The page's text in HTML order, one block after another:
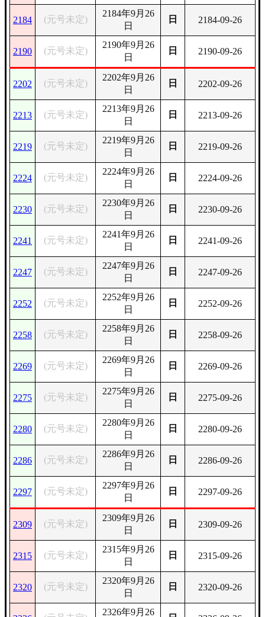
2184 (元号未定)
2184年9月26
日
日 2184-09-26
2190 (元号未定)
2190年9月26
日
日 2190-09-26
2202 (元号未定)
2202年9月26
日
日 2202-09-26
2213 (元号未定)
2213年9月26
日
日 2213-09-26
2219 (元号未定)
2219年9月26
日
日 2219-09-26
2224 (元号未定)
2224年9月26
日
日 2224-09-26
2230 (元号未定)
2230年9月26
日
日 2230-09-26
2241 (元号未定)
2241年9月26
日
日 2241-09-26
2247 (元号未定)
2247年9月26
日
日 2247-09-26
2252 (元号未定)
2252年9月26
日
日 2252-09-26
2258 (元号未定)
2258年9月26
日
日 2258-09-26
2269 (元号未定)
2269年9月26
日
日 2269-09-26
2275 (元号未定)
2275年9月26
日
日 2275-09-26
2280 (元号未定)
2280年9月26
日
日 2280-09-26
2286 (元号未定)
2286年9月26
日
日 2286-09-26
2297 (元号未定)
2297年9月26
日
日 2297-09-26
2309 (元号未定)
2309年9月26
日
日 2309-09-26
2315 (元号未定)
2315年9月26
日
日 2315-09-26
2320 (元号未定)
2320年9月26
日
日 2320-09-26
2326年9月26